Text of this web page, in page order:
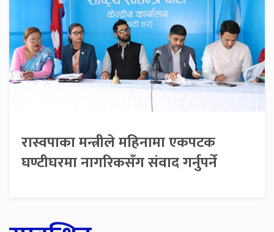
रास्वपाका मन्त्रीले महिनामा एकपटक
घण्टीघरमा नागरिकसँग संवाद गर्नुपर्ने